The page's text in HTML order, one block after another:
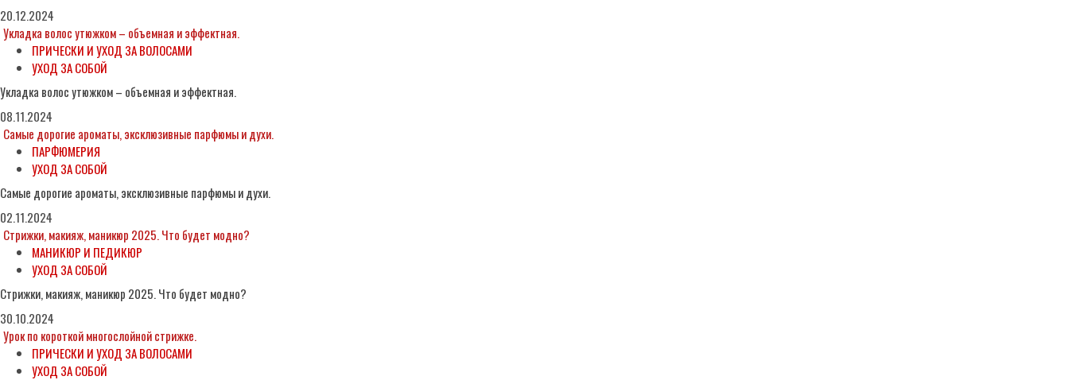
20.12.2024
Укладка волос утюжком – объемная и эффектная.
ПРИЧЕСКИ И УХОД ЗА ВОЛОСАМИ
УХОД ЗА СОБОЙ
Укладка волос утюжком – объемная и эффектная.
08.11.2024
Самые дорогие ароматы, эксклюзивные парфюмы и духи.
ПАРФЮМЕРИЯ
УХОД ЗА СОБОЙ
Самые дорогие ароматы, эксклюзивные парфюмы и духи.
02.11.2024
Стрижки, макияж, маникюр 2025. Что будет модно?
МАНИКЮР И ПЕДИКЮР
УХОД ЗА СОБОЙ
Стрижки, макияж, маникюр 2025. Что будет модно?
30.10.2024
Урок по короткой многослойной стрижке.
ПРИЧЕСКИ И УХОД ЗА ВОЛОСАМИ
УХОД ЗА СОБОЙ